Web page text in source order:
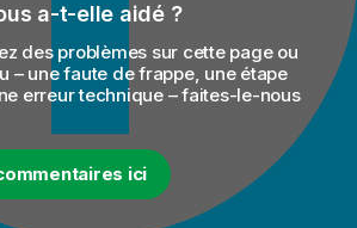
a-t-elle aidé ?
des problèmes sur cette page ou
– une faute de frappe, une étape
erreur technique – faites-le-nous
ici